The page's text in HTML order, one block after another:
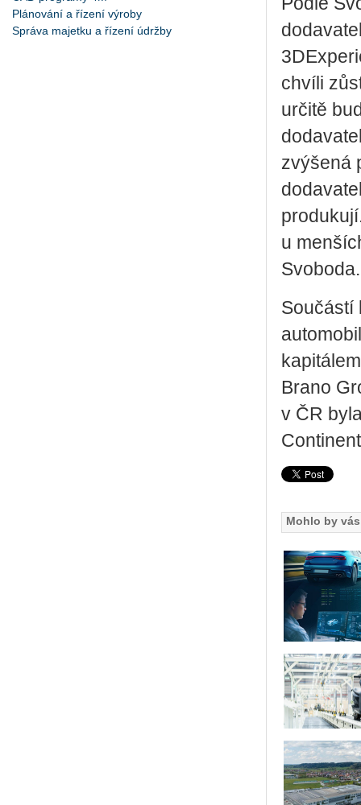
Plánování a řízení výroby
Správa majetku a řízení údržby
chvíli
určitě
zvýšená
u
Svoboda.
Součástí
Brano
v ČR
Mohlo by